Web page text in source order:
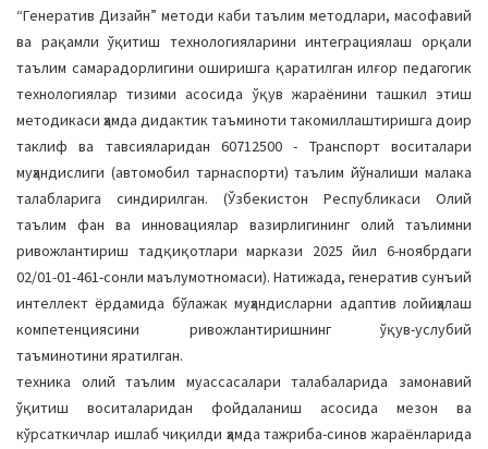
“Генератив Дизайн” методи каби таълим методлари, масофавий
ва рақамли ўқитиш технологияларини интеграциялаш орқали
таълим самарадорлигини оширишга қаратилган илғор педагогик
технологиялар тизими асосида ўқув жараёнини ташкил этиш
методикаси ҳамда дидактик таъминоти такомиллаштиришга доир
таклиф ва тавсияларидан 60712500 - Транспорт воситалари
муҳандислиги (автомобил тарнаспорти) таълим йўналиши малака
талабларига синдирилган. (Ўзбекистон Республикаси Олий
таълим фан ва инновациялар вазирлигининг олий таълимни
ривожлантириш тадқиқотлари маркази 2025 йил 6-ноябрдаги
02/01-01-461-сонли маълумотномаси). Натижада, генератив сунъий
интеллект ёрдамида бўлажак муҳандисларни адаптив лойиҳалаш
компетенциясини ривожлантиришнинг ўқув-услубий
таъминотини яратилган.
техника олий таълим муассасалари талабаларида замонавий
ўқитиш воситаларидан фойдаланиш асосида мезон ва
кўрсаткичлар ишлаб чиқилди ҳамда тажриба-синов жараёнларида